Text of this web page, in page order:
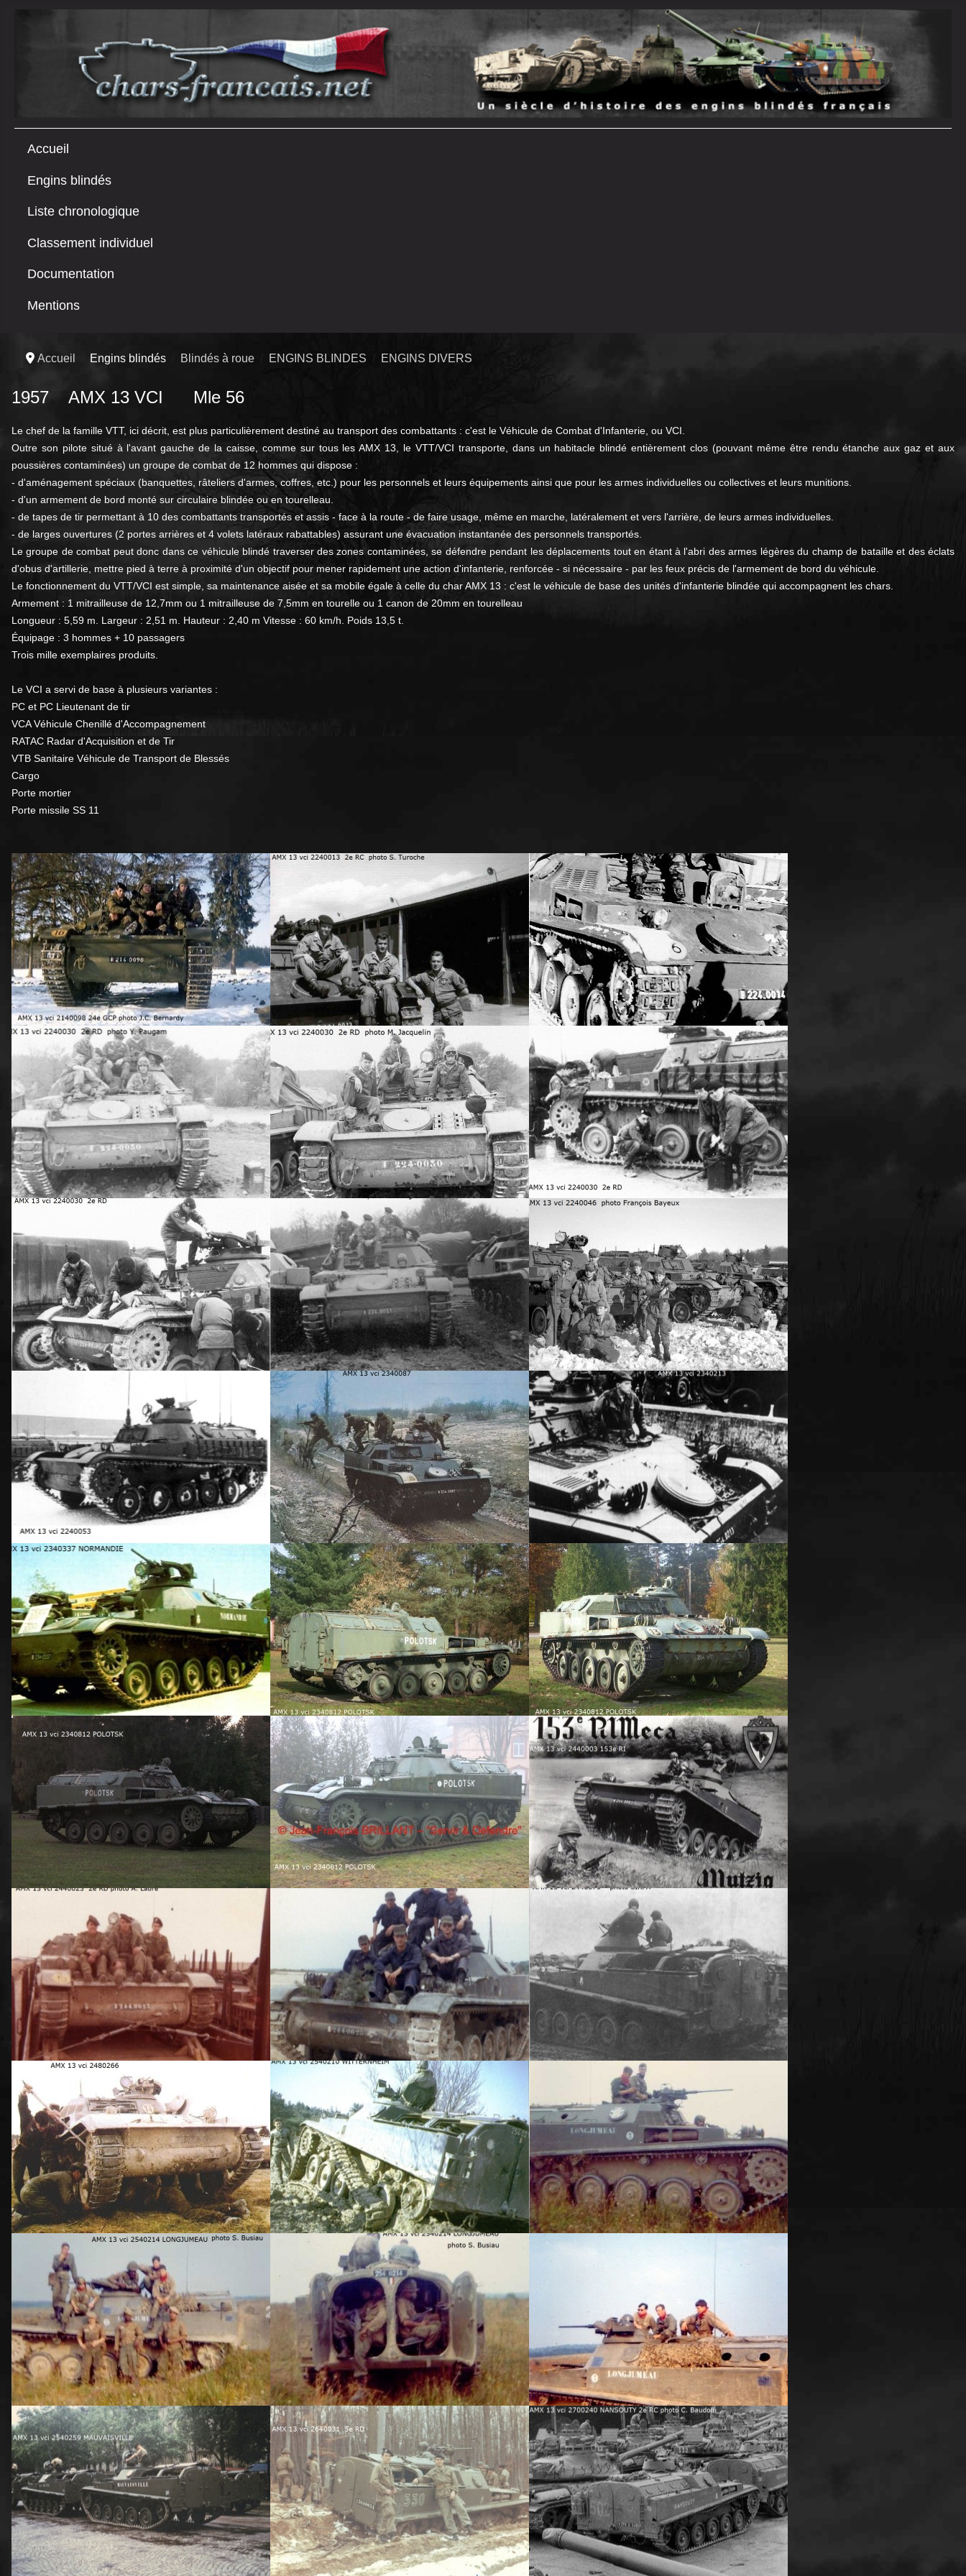
Accueil
Engins blindés
Liste chronologique
Classement individuel
Documentation
Mentions
Accueil Engins blindés Blindés à roue ENGINS BLINDES ENGINS DIVERS
1957 AMX 13 VCI Mle 56
Le chef de la famille VTT, ici décrit, est plus particulièrement destiné au transport des combattants : c'est le Véhicule de Combat d'Infanterie, ou VCI.
Outre son pilote situé à l'avant gauche de la caisse, comme sur tous les AMX 13, le VTT/VCI transporte, dans un habitacle blindé entièrement clos (pouvant même être rendu étanche aux gaz et aux
poussières contaminées) un groupe de combat de 12 hommes qui dispose :
- d'aménagement spéciaux (banquettes, râteliers d'armes, coffres, etc.) pour les personnels et leurs équipements ainsi que pour les armes individuelles ou collectives et leurs munitions.
- d'un armement de bord monté sur circulaire blindée ou en tourelleau.
- de tapes de tir permettant à 10 des combattants transportés et assis - face à la route - de faire usage, même en marche, latéralement et vers l'arrière, de leurs armes individuelles.
- de larges ouvertures (2 portes arrières et 4 volets latéraux rabattables) assurant une évacuation instantanée des personnels transportés.
Le groupe de combat peut donc dans ce véhicule blindé traverser des zones contaminées, se défendre pendant les déplacements tout en étant à l'abri des armes légères du champ de bataille et des éclats
d'obus d'artillerie, mettre pied à terre à proximité d'un objectif pour mener rapidement une action d'infanterie, renforcée - si nécessaire - par les feux précis de l'armement de bord du véhicule.
Le fonctionnement du VTT/VCI est simple, sa maintenance aisée et sa mobile égale à celle du char AMX 13 : c'est le véhicule de base des unités d'infanterie blindée qui accompagnent les chars.
Armement : 1 mitrailleuse de 12,7mm ou 1 mitrailleuse de 7,5mm en tourelle ou 1 canon de 20mm en tourelleau
Longueur : 5,59 m. Largeur : 2,51 m. Hauteur : 2,40 m Vitesse : 60 km/h. Poids 13,5 t.
Équipage : 3 hommes + 10 passagers
Trois mille exemplaires produits.
Le VCI a servi de base à plusieurs variantes :
PC et PC Lieutenant de tir
VCA Véhicule Chenillé d'Accompagnement
RATAC Radar d'Acquisition et de Tir
VTB Sanitaire Véhicule de Transport de Blessés
Cargo
Porte mortier
Porte missile SS 11